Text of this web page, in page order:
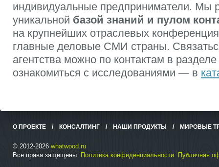
индивидуальные предприниматели. Мы
уникальной базой знаний и пулом
на крупнейших отраслевых
главные деловые СМИ страны.
агентства можно по контактам в разделе
ознакомиться с исследованиями — в
О ПРОЕКТЕ / КОНСАЛТИНГ / НАШИ ПРОДУКТЫ / МИРОВЫЕ
© 2012-2026 whatwood.ru
Все права защищены. Политика конфиденциальности. Публичная